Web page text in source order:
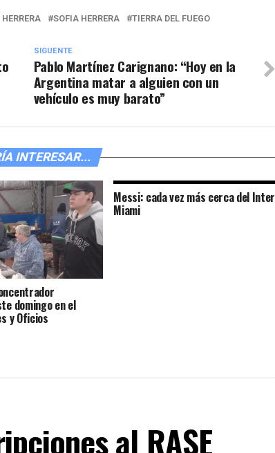
SOFIA HERRERA TIERRA DEL FUEGO
SIGUENTE
Pablo Martínez Carignano: “Hoy en la
Argentina matar a alguien con un
vehículo es muy barato”
INTERESAR...
domingo en el
y Oficios
Messi: cada vez más cerca del Inter
Miami
al RASE